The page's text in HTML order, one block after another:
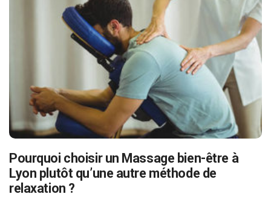
Pourquoi choisir un Massage bien-être à
Lyon plutôt qu’une autre méthode de
relaxation ?